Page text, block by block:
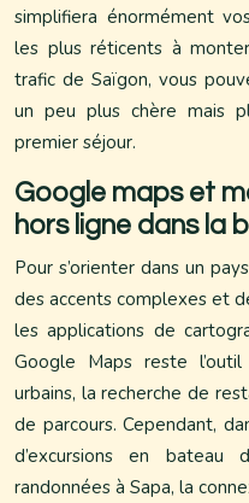
simplifiera énormément
les plus réticents à
trafic de Saïgon, vous
un peu plus chère mais
premier séjour.
Google maps et
hors ligne dans la
Pour s’orienter dans un
des accents complexes et
les applications de
Google Maps reste
urbains, la recherche de
de parcours. Cependant,
d’excursions en
randonnées à Sapa, la